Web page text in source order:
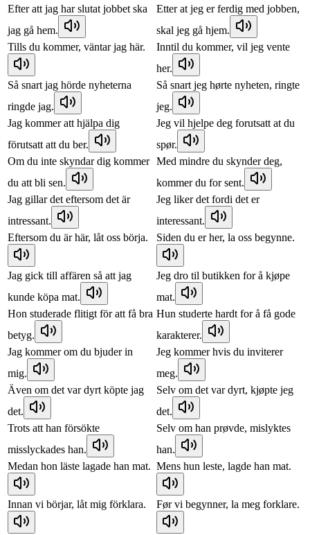
Efter att jag har slutat jobbet ska
jag gå hem.
Etter at jeg er ferdig med jobben,
skal jeg gå hjem.
Tills du kommer, väntar jag här.
Inntil du kommer, vil jeg vente
her.
Så snart jag hörde nyheterna
ringde jag.
Så snart jeg hørte nyheten, ringte
jeg.
Jag kommer att hjälpa dig
förutsatt att du ber.
Jeg vil hjelpe deg forutsatt at du
spør.
Om du inte skyndar dig kommer
du att bli sen.
Med mindre du skynder deg,
kommer du for sent.
Jag gillar det eftersom det är
intressant.
Jeg liker det fordi det er
interessant.
Eftersom du är här, låt oss börja.
Siden du er her, la oss begynne.
Jag gick till affären så att jag
kunde köpa mat.
Jeg dro til butikken for å kjøpe
mat.
Hon studerade flitigt för att få bra
betyg.
Hun studerte hardt for å få gode
karakterer.
Jag kommer om du bjuder in
mig.
Jeg kommer hvis du inviterer
meg.
Även om det var dyrt köpte jag
det.
Selv om det var dyrt, kjøpte jeg
det.
Trots att han försökte
misslyckades han.
Selv om han prøvde, mislyktes
han.
Medan hon läste lagade han mat. Mens hun leste, lagde han mat.
Innan vi börjar, låt mig förklara. Før vi begynner, la meg forklare.